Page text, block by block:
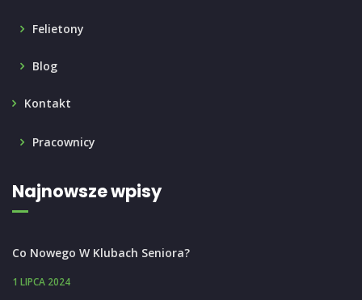
Felietony
Blog
Kontakt
Pracownicy
Najnowsze wpisy
Co Nowego W Klubach Seniora?
1 LIPCA 2024